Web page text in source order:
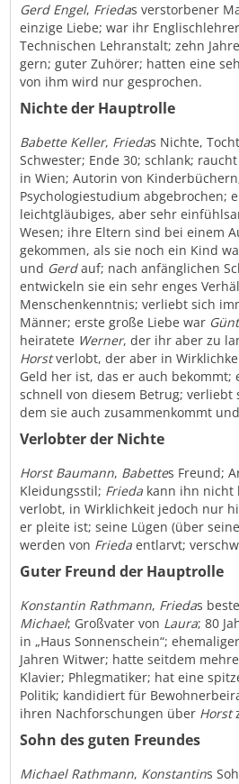
Gerd Engel, Friedas verstorbener
einzige Liebe; war ihr
Technischen Lehranstalt; zehn
gern; guter Zuhörer; hatten eine
von ihm wird nur gesprochen.
Nichte der Hauptrolle
Babette Keller, Friedas Nichte,
Schwester; Ende 30; schlank;
in Wien; Autorin von
Psychologiestudium abgebrochen;
leichtgläubiges, aber sehr
Wesen; ihre Eltern sind bei einem
gekommen, als sie noch ein Kind
und Gerdauf; nach anfänglichen
entwickeln sie ein sehr enges
Menschenkenntnis; verliebt sich
Männer; erste große Liebe war
heiratete Werner, der ihr aber zu
Horstverlobt, der aber in
Geld her ist, das er auch
schnell von diesem Betrug; verliebt
dem sie auch zusammenkommt
Verlobter der Nichte
Horst Baumann, Babettes Freund;
Kleidungsstil; Frieda kann ihn nicht
verlobt, in Wirklichkeit jedoch nur
er pleite ist; seine Lügen (über
werden von Frieda entlarvt;
Guter Freund der Hauptrolle
Konstantin Rathmann, Friedas
Michael; Großvater von Laura; 80
in „Haus Sonnenschein“;
Jahren Witwer; hatte seitdem
Klavier; Phlegmatiker; hat eine
Politik; kandidiert für
ihren Nachforschungen über Horst
Sohn des guten Freundes
Michael Rathmann, Konstantins